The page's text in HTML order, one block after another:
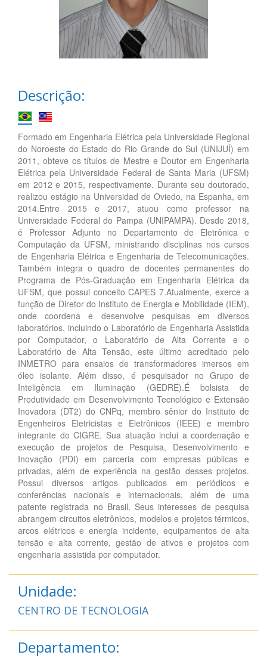
Descrição:
Formado em Engenharia Elétrica pela Universidade Regional
do Noroeste do Estado do Rio Grande do Sul (UNIJUÍ) em
2011, obteve os títulos de Mestre e Doutor em Engenharia
Elétrica pela Universidade Federal de Santa Maria (UFSM)
em 2012 e 2015, respectivamente. Durante seu doutorado,
realizou estágio na Universidad de Oviedo, na Espanha, em
2014.Entre 2015 e 2017, atuou como professor na
Universidade Federal do Pampa (UNIPAMPA). Desde 2018,
é Professor Adjunto no Departamento de Eletrônica e
Computação da UFSM, ministrando disciplinas nos cursos
de Engenharia Elétrica e Engenharia de Telecomunicações.
Também integra o quadro de docentes permanentes do
Programa de Pós-Graduação em Engenharia Elétrica da
UFSM, que possui conceito CAPES 7.Atualmente, exerce a
função de Diretor do Instituto de Energia e Mobilidade (IEM),
onde coordena e desenvolve pesquisas em diversos
laboratórios, incluindo o Laboratório de Engenharia Assistida
por Computador, o Laboratório de Alta Corrente e o
Laboratório de Alta Tensão, este último acreditado pelo
INMETRO para ensaios de transformadores imersos em
óleo isolante. Além disso, é pesquisador no Grupo de
Inteligência em Iluminação (GEDRE).É bolsista de
Produtividade em Desenvolvimento Tecnológico e Extensão
Inovadora (DT2) do CNPq, membro sênior do Instituto de
Engenheiros Eletricistas e Eletrônicos (IEEE) e membro
integrante do CIGRE. Sua atuação inclui a coordenação e
execução de projetos de Pesquisa, Desenvolvimento e
Inovação (PDI) em parceria com empresas públicas e
privadas, além de experiência na gestão desses projetos.
Possui diversos artigos publicados em periódicos e
conferências nacionais e internacionais, além de uma
patente registrada no Brasil. Seus interesses de pesquisa
abrangem circuitos eletrônicos, modelos e projetos térmicos,
arcos elétricos e energia incidente, equipamentos de alta
tensão e alta corrente, gestão de ativos e projetos com
engenharia assistida por computador.
Unidade:
CENTRO DE TECNOLOGIA
Departamento: